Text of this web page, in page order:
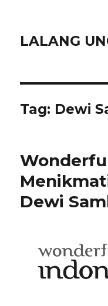
LALANG
Tag: Dewi
Dewi